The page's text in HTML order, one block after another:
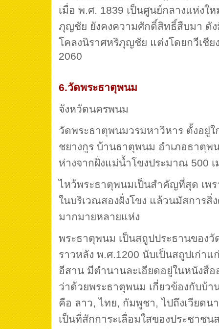
เมื่อ พ.ศ. 1839 เป็นศูนย์กลางแห่งใ
ภุญชัย ยังคงความศักดิ์สิทธิ์สืบมา ดัง
โคลงนิราศหริภุญชัย แต่งโดยกวีเชีย
2060
6.วัดพระธาตุพนม
จังหวัดนครพนม
วัดพระธาตุพนมวรมหาวิหาร ตั้งอยู่
ชยางกูร บ้านธาตุพนม อำเภอธาตุ
ห่างจากฝั่งแม่น้ำโขงประมาณ 500 เ
ไหว้พระธาตุพนมเป็นสำคัญที่สุด เพ
ในบริเวณสองฝั่งโขง แล้วนมัสการสิ่
มากมายหลายแห่ง
พระธาตุพนม เป็นสถูปประธานของ
ราวหลัง พ.ศ.1200 นับเป็นสถูปเก่า
อีสาน มีตำนานละเอียดอยู่ในหนังสื
ว่าด้วยพระธาตุพนม เกี่ยวข้องกับบ้า
คือ ลาว, ไทย, กัมพูชา, ไปถึงเวียด
เป็นที่สักการะเลื่อมใสของประชาช